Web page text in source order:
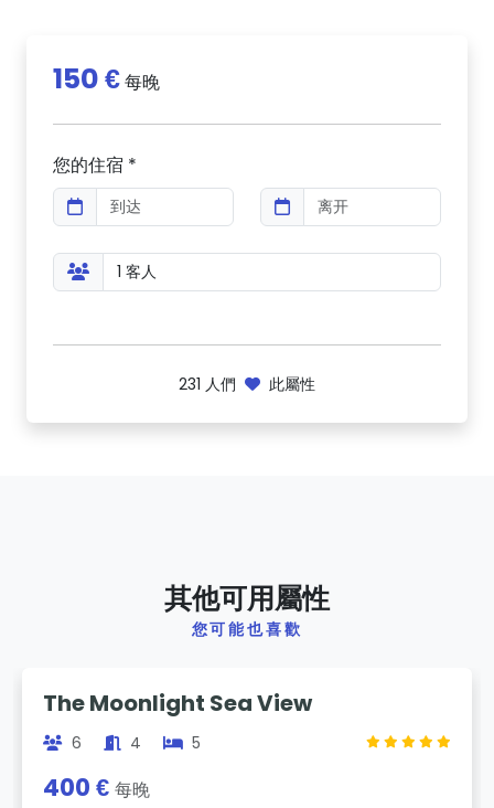
150 €每晚
您的住宿 *
231 人們 此屬性
其他可用屬性
您可能也喜歡
The Moonlight Sea View
6 4 5
400 €每晚